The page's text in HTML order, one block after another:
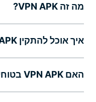
מה זה VPN APK?
איך אוכל להתקין Android VPN APK?
האם VPN APK בטוחים להורדה?